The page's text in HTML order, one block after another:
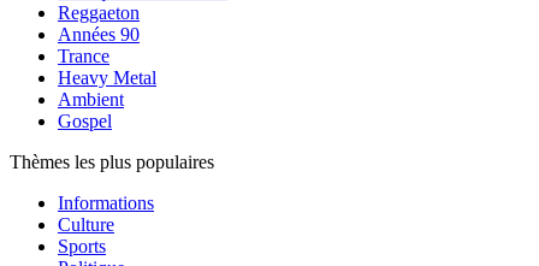
Reggaeton
Années 90
Trance
Heavy Metal
Ambient
Gospel
Thèmes les plus populaires
Informations
Culture
Sports